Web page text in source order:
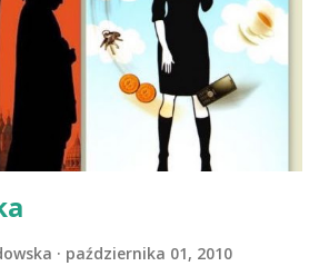
że wyjazd odwołaliśmy,
i od nowa zaczęliśmy oswajać z nami i
chorobą psa. Udało
zdrowotne i wówczas
sobą wzajemnie już na 100%.
października 01, 2010